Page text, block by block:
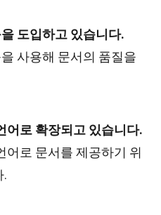
도입하고 있습니다.
사용해 문서의 품질을
어로 확장되고 있습니다.
어로 문서를 제공하기 위
.